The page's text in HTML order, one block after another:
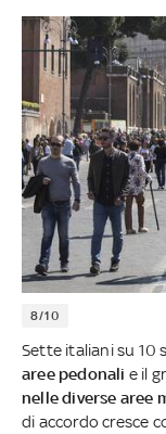
8/10
Sette italiani su 10
aree pedonali e il
nelle diverse aree
di accordo cresce